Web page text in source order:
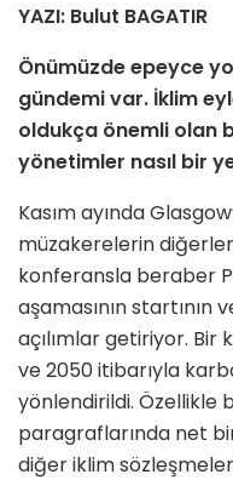
YAZI: Bulut BAGATIR
Önümüzde epeyce
gündemi var. İklim
oldukça önemli olan
yönetimler nasıl bir
Kasım ayında
müzakerelerin
konferansla beraber
aşamasının startının
açılımlar getiriyor. Bir
ve 2050 itibarıyla
yönlendirildi. Özellikle
paragraflarında net
diğer iklim